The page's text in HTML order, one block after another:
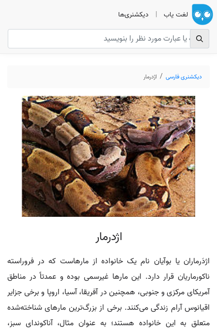
لغت یاب | دیکشنری‌ها
دیکشنری فارسی اژدرمار
اژدرمار
اژدَرماران یا بوآیان نام یک خانواده از مارهاست که در فروراسته
ناکورماریان قرار دارد. این مارها غیرسمی بوده و عمدتاً در مناطق
آمریکای مرکزی و جنوبی، همچنین در آفریقا، آسیا، اروپا و برخی جزایر
اقیانوس آرام زندگی می‌کنند. برخی از بزرگ‌ترین مارهای شناخته‌شده
متعلق به این خانواده هستند؛ به عنوان مثال، آناکوندای سبز،